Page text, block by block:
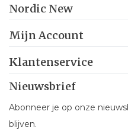
Nordic New
Mijn Account
Klantenservice
Nieuwsbrief
Abonneer je op onze
blijven.